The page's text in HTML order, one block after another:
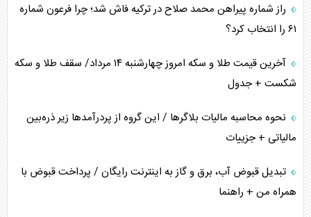
خطای راهبردی ترامپ مقابل برزیل
راز شماره پیراهن محمد صلاح در ترکیه فاش شد؛ چرا فرعون شماره
۶۱ را انتخاب کرد؟
آخرین قیمت طلا و سکه امروز چهارشنبه ۱۴ مرداد/ سقف طلا و سکه
شکست + جدول
نحوه محاسبه مالیات بلاگر‌ها / این گروه از پردرآمد‌ها زیر ذره‌بین
مالیاتی + جزییات
تبدیل قبوض آب، برق و گاز به اینترنت رایگان / پرداخت قبوض با
همراه من + راهنما